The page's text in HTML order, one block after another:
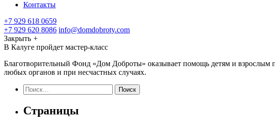
Контакты
+7 929 618 0659
+7 929 620 8086 info@domdobroty.com
Закрыть +
В Калуге пройдет мастер-класс
Благотворительный Фонд «Дом Доброты» оказывает помощь детям и взрослым
любых органов и при несчастных случаях.
Найти:
Страницы